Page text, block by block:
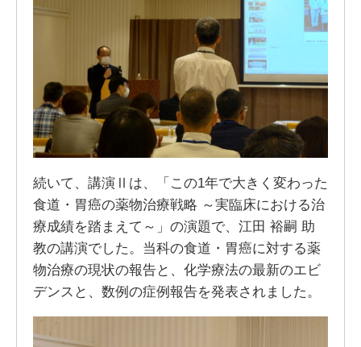
続いて、講演Ⅱは、「この1年で大きく変わった
食道・胃癌の薬物治療戦略 ～実臨床における治
療成績を踏まえて～」の演題で、江田 裕嗣 助
教の講演でした。当科の食道・胃癌に対する薬
物治療の現状の報告と、化学療法の最新のエビ
デンスと、数例の症例報告を発表されました。